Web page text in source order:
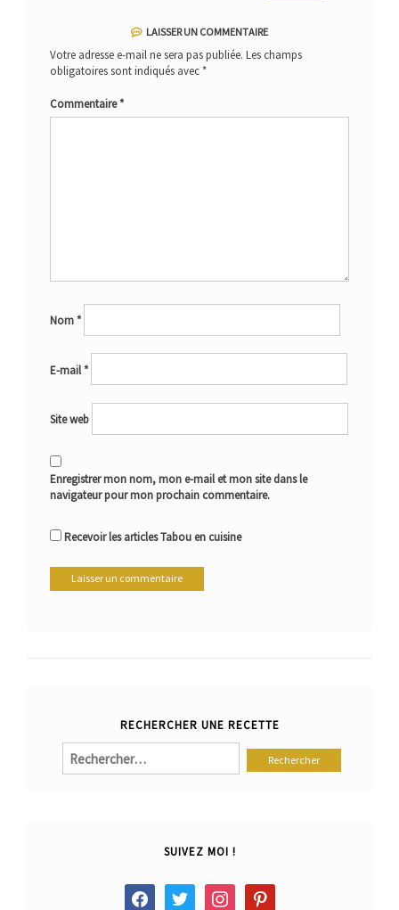
LAISSER UN COMMENTAIRE
Votre adresse e-mail ne sera pas publiée. Les champs
obligatoires sont indiqués avec *
Commentaire*
Nom*
E-mail*
Site web
Enregistrer mon nom, mon e-mail et mon site dans le
navigateur pour mon prochain commentaire.
Recevoir les articles Tabou en cuisine
RECHERCHER UNE RECETTE
Rechercher :
SUIVEZ MOI !
facebook twitter instagram pinterest